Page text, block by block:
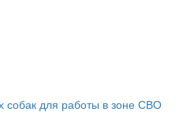
собак для работы в зоне СВО